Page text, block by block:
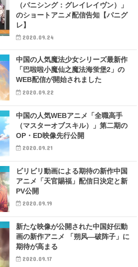
（パニシング：グレイレイヴン）」
のショートアニメ配信告知【パニグ
レ】
2020.09.24
中国の人気魔法少女シリーズ最新作
「巴啦啦小魔仙之魔法海蛍堡2」の
WEB配信が開始されました
2020.09.22
中国の人気WEBアニメ「全職高手
（マスターオブスキル）」第二期の
OP・ED映像先行公開
2020.09.21
ビリビリ動画による期待の新作中国
アニメ「天官賜福」配信日決定と新
PV公開
2020.09.19
新たな映像が公開された中国好伝動
画の新作アニメ 「朔风—破阵子」に
期待が高まる
2020.09.17